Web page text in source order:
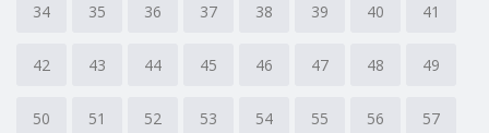
34 35 36 37 38 39 40 41
42 43 44 45 46 47 48 49
50 51 52 53 54 55 56 57